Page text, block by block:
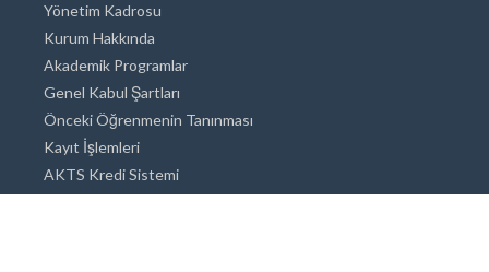
Yönetim Kadrosu
Kurum Hakkında
Akademik Programlar
Genel Kabul Şartları
Önceki Öğrenmenin Tanınması
Kayıt İşlemleri
AKTS Kredi Sistemi